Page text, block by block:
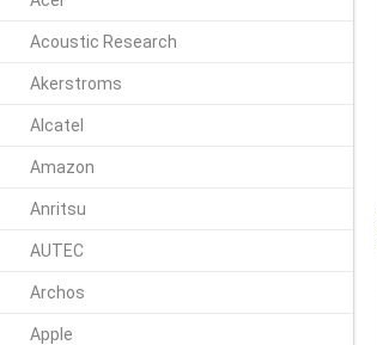
Acoustic Research
Akerstroms
Alcatel
Amazon
Anritsu
AUTEC
Archos
Apple